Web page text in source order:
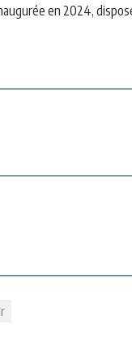
en 2024,